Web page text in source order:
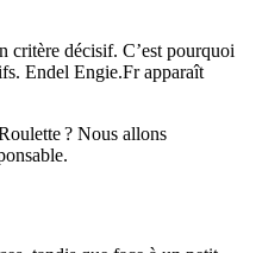
critère décisif. C’est pourquoi
Endel Engie.Fr apparaît
? Nous allons